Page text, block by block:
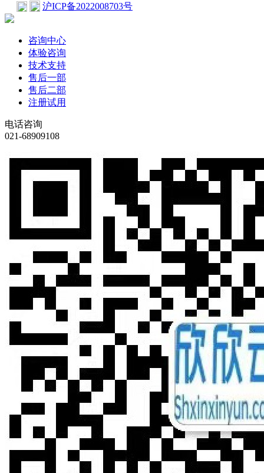
沪ICP备2022008703号
咨询中心
体验咨询
技术支持
售后一部
售后二部
注册试用
电话咨询
021-68909108